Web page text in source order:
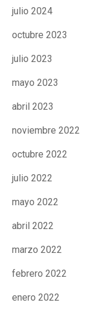
julio 2024
octubre 2023
julio 2023
mayo 2023
abril 2023
noviembre 2022
octubre 2022
julio 2022
mayo 2022
abril 2022
marzo 2022
febrero 2022
enero 2022
ACTUALITAT
Notícies
Butlletins
Diari de la Fundació
Fundesplai als mitjans
COL·LABORA
Fes voluntariat
Fes un donatiu
Treballa amb nosaltres
ACTUALITAT
Notícies
Butlletins
Diari de la Fundació
Fundesplai als mitjans
COL·LABORA
Fes voluntariat
Fes un donatiu
Treballa amb nosaltres